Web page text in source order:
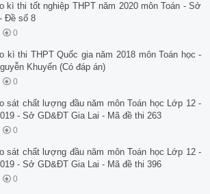
kì thi tốt nghiệp THPT năm 2020 môn Toán - Sở
Đề số 8
0
kì thi THPT Quốc gia năm 2018 môn Toán học -
Khuyến (Có đáp án)
0
sát chất lượng đầu năm môn Toán học Lớp 12 -
- Sở GD&ĐT Gia Lai - Mã đề thi 263
0
sát chất lượng đầu năm môn Toán học Lớp 12 -
- Sở GD&ĐT Gia Lai - Mã đề thi 396
0